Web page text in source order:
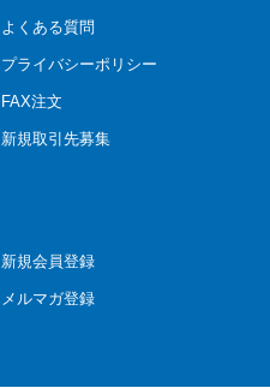
よくある質問
プライバシーポリシー
FAX注文
新規取引先募集
新規会員登録
メルマガ登録